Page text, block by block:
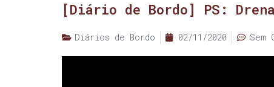
[Diário de Bordo] PS:
Diários de Bordo 02/11/2020 Sem